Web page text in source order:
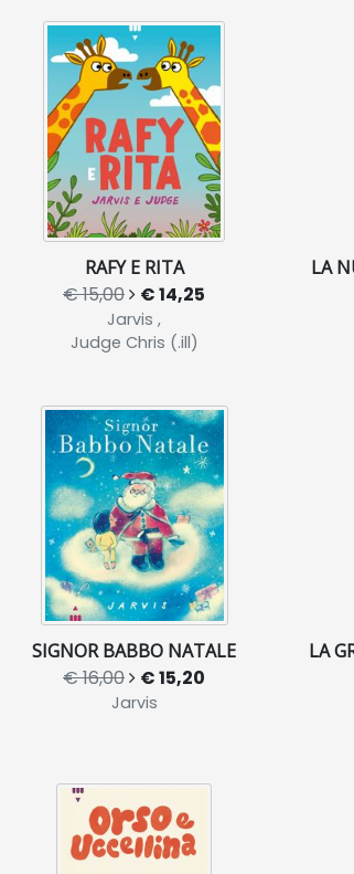
RAFY E RITA
€ 15,00 € 14,25
Jarvis ,
Judge Chris (.ill)
LA
SIGNOR BABBO NATALE
€ 16,00 € 15,20
Jarvis
LA